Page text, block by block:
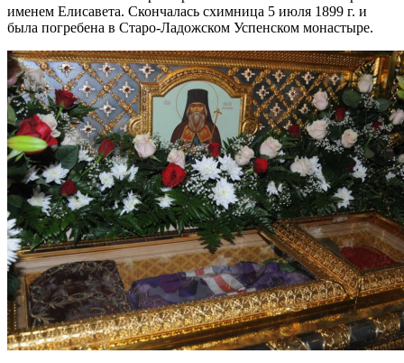
именем Елисавета. Скончалась схимница 5 июля 1899 г. и
была погребена в Старо-Ладожском Успенском монастыре.